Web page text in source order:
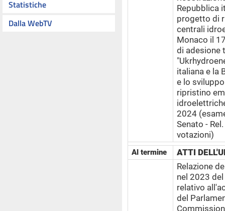
Statistiche
Dalla WebTV
Repubblica
progetto di
centrali
Monaco il
di adesione
italiana e la
e lo
ripristino
2024
Senato -
votazioni)
Al termine
ATTI
Relazione
nel 2023
relativo
del